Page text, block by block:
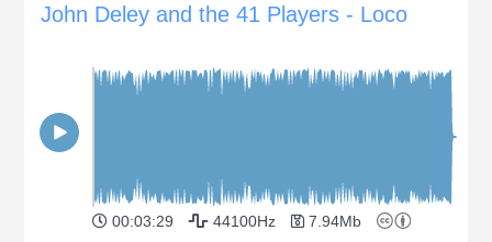
John Deley and the 41 Players - Loco
00:03:29 44100Hz 7.94Mb